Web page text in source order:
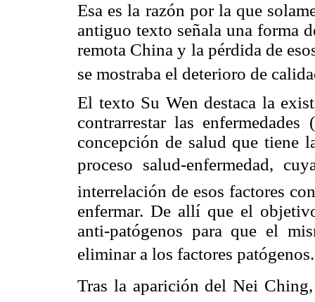
Esa es la razón por la que
antiguo texto señala una forma
remota China y la pérdida de
se mostraba el deterioro de
El texto Su Wen destaca la
contrarrestar las
concepción de salud que tiene
proceso salud-enfermedad,
interrelación de esos factores
enfermar. De allí que el
anti-patógenos para que el
eliminar a los factores
Tras la aparición del Nei